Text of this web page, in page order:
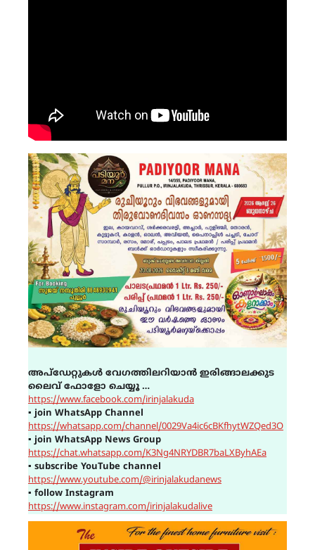
അപ്ഡേറ്റുകൾ വേഗത്തിലറിയാൻ ഇരിങ്ങാലക്കുട
ലൈവ് ഫോളോ ചെയ്യൂ …
https://www.facebook.com/irinjalakuda
▪join WhatsApp Channel
https://whatsapp.com/channel/0029Va4ic6cBKfhytWZQed3O
▪join WhatsApp News Group
https://chat.whatsapp.com/K3Ng4NRYDBR7baLXByhAEa
▪ subscribe YouTube channel
https://www.youtube.com/@irinjalakudanews
▪ follow Instagram
https://www.instagram.com/irinjalakudalive